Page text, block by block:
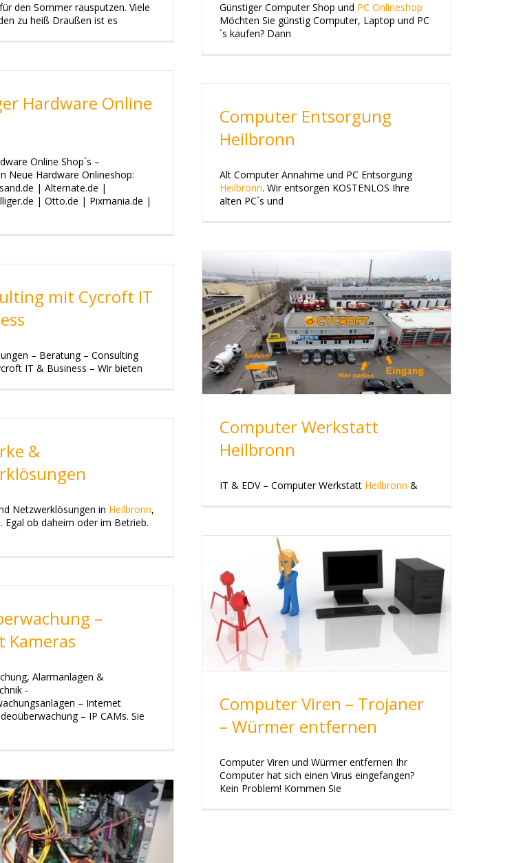
den Sommer rausputzen. Viele
zu heiß Draußen ist es
Günstiger Computer Shop und PC Onlineshop
Möchten Sie günstig Computer, Laptop und PC
´s kaufen? Dann
Hardware Online
Online Shop´s –
Neue Hardware Onlineshop:
| Alternate.de |
| Otto.de | Pixmania.de |
Computer Entsorgung
Heilbronn
Alt Computer Annahme und PC Entsorgung
Heilbronn. Wir entsorgen KOSTENLOS Ihre
alten PC´s und
Computer Werkstatt
Heilbronn
IT & EDV – Computer Werkstatt Heilbronn &
mit Cycroft IT
– Beratung – Consulting
IT & Business – Wir bieten
&
Netzwerklösungen in Heilbronn,
Egal ob daheim oder im Betrieb.
Computer Viren – Trojaner
– Würmer entfernen
Computer Viren und Würmer entfernen Ihr
Computer hat sich einen Virus eingefangen?
Kein Problem! Kommen Sie
–
Kameras
Alarmanlagen &
-
– Internet
– IP CAMs. Sie